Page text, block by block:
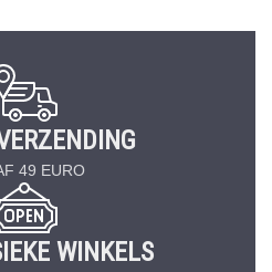
49 EURO
WINKELS